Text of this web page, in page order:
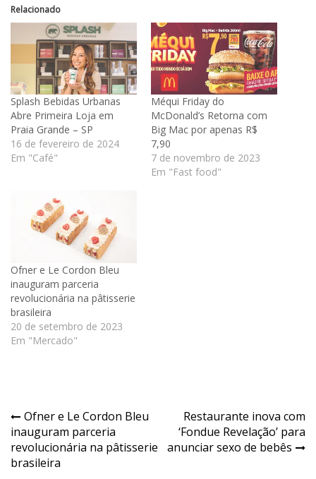
Relacionado
Splash Bebidas Urbanas
Abre Primeira Loja em
Praia Grande – SP
16 de fevereiro de 2024
Em "Café"
Méqui Friday do
McDonald’s Retorna com
Big Mac por apenas R$
7,90
7 de novembro de 2023
Em "Fast food"
Ofner e Le Cordon Bleu
inauguram parceria
revolucionária na pâtisserie
brasileira
20 de setembro de 2023
Em "Mercado"
Navegação
de
Post
Ofner e Le Cordon Bleu
inauguram parceria
revolucionária na pâtisserie
brasileira
Restaurante inova com
‘Fondue Revelação’ para
anunciar sexo de bebês